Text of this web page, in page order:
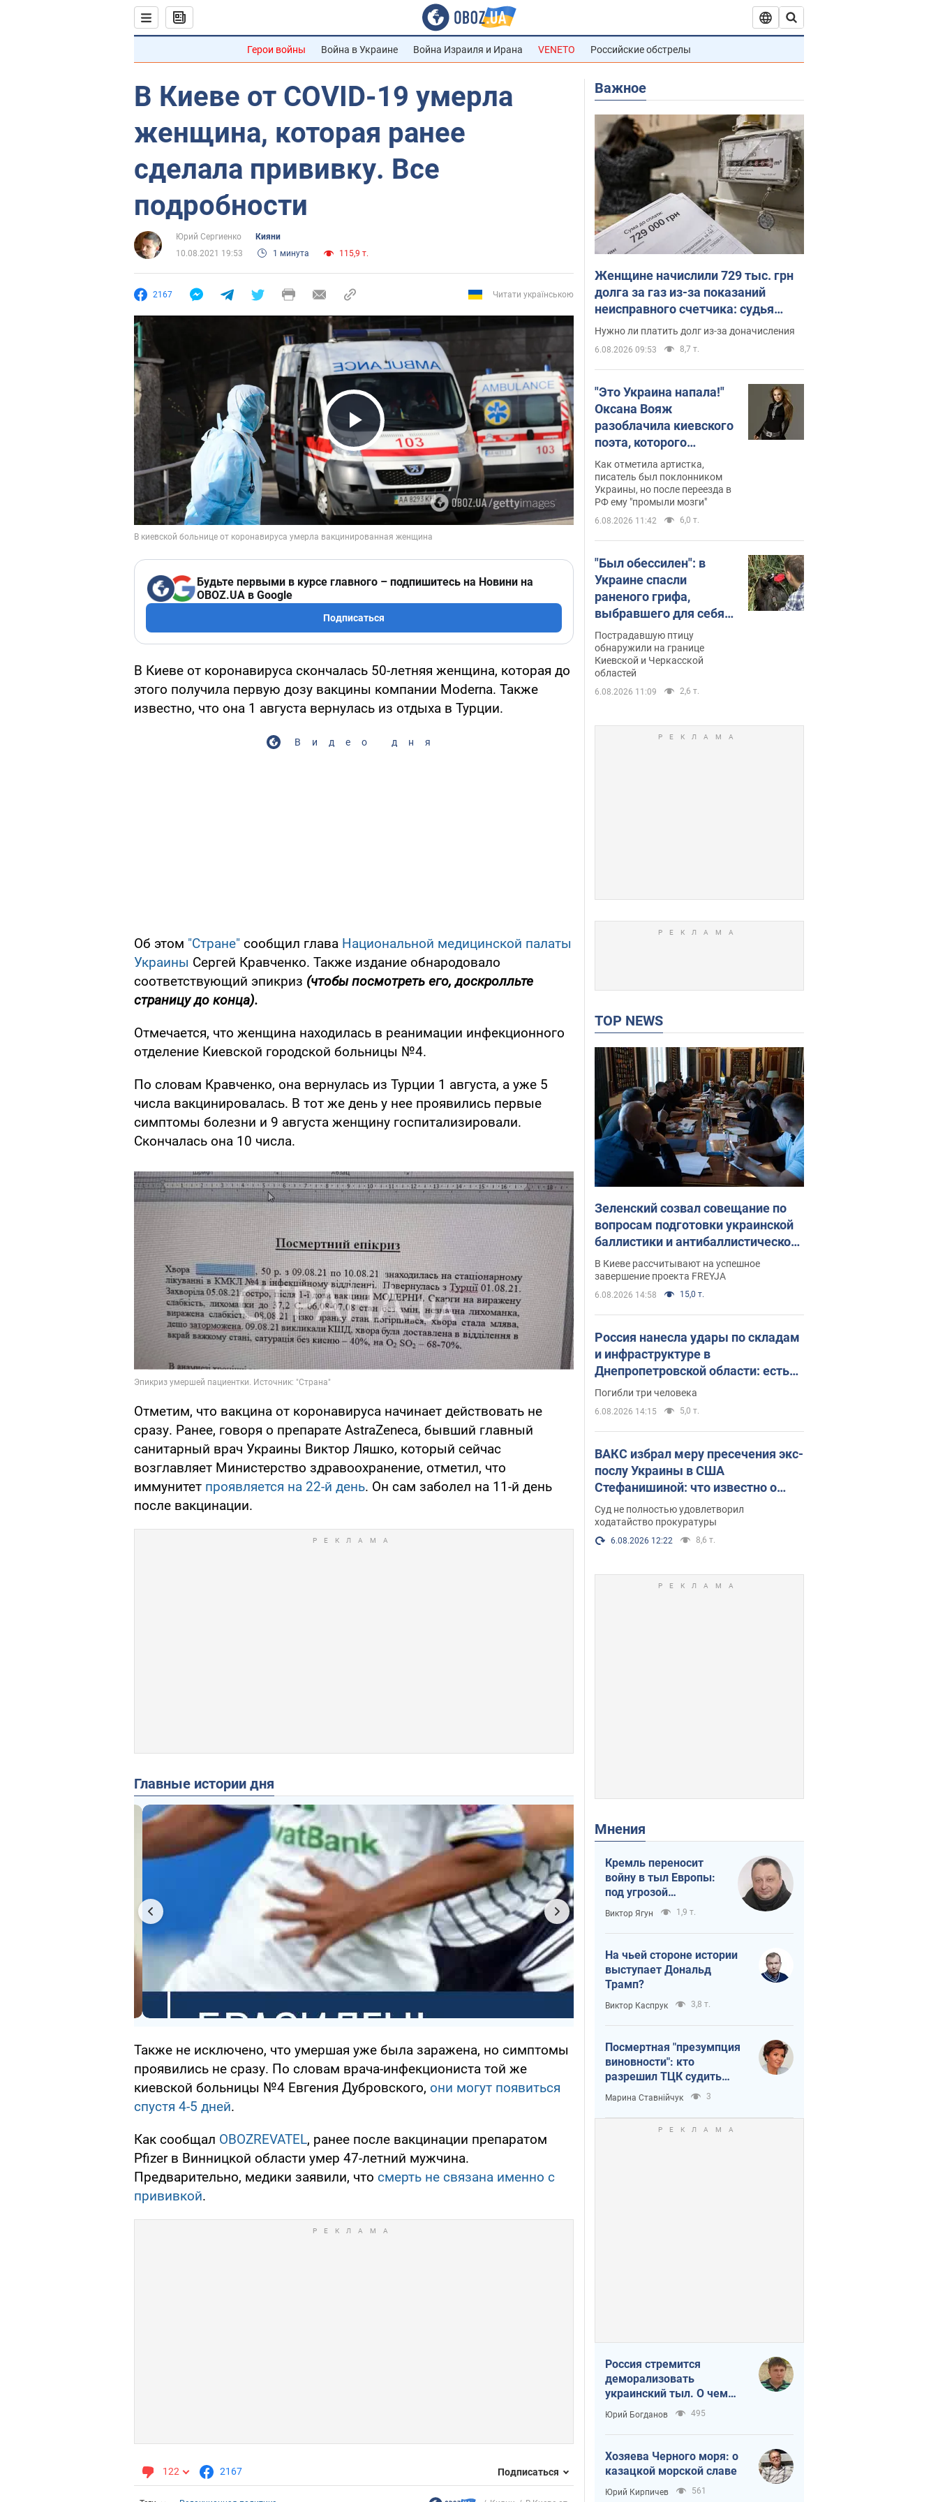
Герои войны Война в Украине Война Израиля и Ирана VENETO Российские обстрелы
В Киеве от COVID-19 умерла
женщина, которая ранее
сделала прививку. Все
подробности
Юрий Сергиенко
Кияни
10.08.2021 19:53
1 минута 115,9 т.
2167 Читати українською
Play Video
Будьте первыми в курсе главного – подпишитесь на Новини на
OBOZ.UA в Google
Подписаться
В Киеве от коронавируса скончалась 50-летняя женщина, которая до
этого получила первую дозу вакцины компании Moderna. Также
известно, что она 1 августа вернулась из отдыха в Турции.
Видео дня
Об этом "Стране" сообщил глава Национальной медицинской палаты
Украины Сергей Кравченко. Также издание обнародовало
соответствующий эпикриз (чтобы посмотреть его, доскролльте
страницу до конца).
Отмечается, что женщина находилась в реанимации инфекционного
отделение Киевской городской больницы №4.
По словам Кравченко, она вернулась из Турции 1 августа, а уже 5
числа вакцинировалась. В тот же день у нее проявились первые
симптомы болезни и 9 августа женщину госпитализировали.
Скончалась она 10 числа.
Отметим, что вакцина от коронавируса начинает действовать не
сразу. Ранее, говоря о препарате AstraZeneca, бывший главный
санитарный врач Украины Виктор Ляшко, который сейчас
возглавляет Министерство здравоохранение, отметил, что
иммунитет проявляется на 22-й день. Он сам заболел на 11-й день
после вакцинации.
Главные истории дня
Также не исключено, что умершая уже была заражена, но симптомы
проявились не сразу. По словам врача-инфекциониста той же
киевской больницы №4 Евгения Дубровского, они могут появиться
спустя 4-5 дней.
Как сообщал OBOZREVATEL, ранее после вакцинации препаратом
Pfizer в Винницкой области умер 47-летний мужчина.
Предварительно, медики заявили, что смерть не связана именно с
прививкой.
122 2167 Подписаться
Важное
Женщине начислили 729 тыс. грн
долга за газ из-за показаний
неисправного счетчика: судья
вынес неожиданное решение
Нужно ли платить долг из-за доначисления
6.08.2026 09:53 8,7 т.
"Это Украина напала!"
Оксана Вояж
разоблачила киевского
поэта, которого
"зазомбировали": он
даже русского не знал,
а теперь хочет
геноцида украинцев
Как отметила артистка,
писатель был поклонником
Украины, но после переезда в
РФ ему "промыли мозги"
6.08.2026 11:42 6,0 т.
"Был обессилен": в
Украине спасли
раненого грифа,
выбравшего для себя
нетипичный маршрут.
Фото
Пострадавшую птицу
обнаружили на границе
Киевской и Черкасской
областей
6.08.2026 11:09 2,6 т.
TOP NEWS
Зеленский созвал совещание по
вопросам подготовки украинской
баллистики и антибаллистической
программы FREYJA: какие
решения готовятся
В Киеве рассчитывают на успешное
завершение проекта FREYJA
6.08.2026 14:58 15,0 т.
Россия нанесла удары по складам
и инфраструктуре в
Днепропетровской области: есть
погибшие и раненые. Фото
Погибли три человека
6.08.2026 14:15 5,0 т.
ВАКС избрал меру пресечения экс-
послу Украины в США
Стефанишиной: что известно о
деле
Суд не полностью удовлетворил
ходатайство прокуратуры
6.08.2026 12:22 8,6 т.
Мнения
Кремль переносит
войну в тыл Европы:
под угрозой
критическая
логистика
Виктор Ягун 1,9 т.
На чьей стороне истории
выступает Дональд
Трамп?
Виктор Каспрук 3,8 т.
Посмертная "презумпция
виновности": кто
разрешил ТЦК судить
погибших защитников
Марина Ставнійчук 3
Россия стремится
деморализовать
украинский тыл. О чем
стоит себе напомнить
Юрий Богданов 495
Хозяева Черного моря: о
казацкой морской славе
Юрий Кирпичев 561